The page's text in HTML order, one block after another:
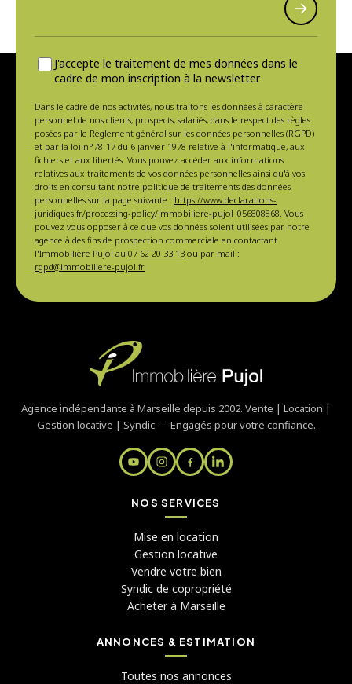
J'accepte le traitement de mes données dans le
cadre de mon inscription à la newsletter
Dans le cadre de nos activités, nous traitons les données à caractère
personnel de nos clients, prospects, salariés, dans le respect des règles
posées par le Règlement général sur les données personnelles (RGPD)
et par la loi n°78-17 du 6 janvier 1978 relative à l'informatique, aux
fichiers et aux libertés. Vous pouvez accéder aux informations
relatives aux traitements de vos données personnelles ainsi qu'à vos
droits en consultant notre politique de traitements des données
personnelles sur la page suivante : https://www.declarations-
juridiques.fr/processing-policy/immobiliere-pujol_056808868. Vous
pouvez vous opposer à ce que vos données soient utilisées par notre
agence à des fins de prospection commerciale en contactant
l'Immobilière Pujol au 07 62 20 33 13 ou par mail :
rgpd@immobiliere-pujol.fr
Agence indépendante à Marseille depuis 2002. Vente | Location |
Gestion locative | Syndic — Engagés pour votre confiance.
NOS SERVICES
Mise en location
Gestion locative
Vendre votre bien
Syndic de copropriété
Acheter à Marseille
ANNONCES & ESTIMATION
Toutes nos annonces